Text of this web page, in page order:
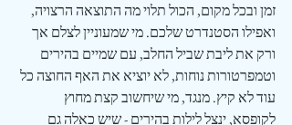
זמן ובכל מקום, הכול תלוי מה התוצאה הרצויה,
ואפילו הסטנדרט שלכם. מי שמעוניין לצלם אך
ורק את ליבת שביל החלב, עם שמיים בהירים
וטמפרטורות נוחות, לא יוציא את האף החוצה כל
עוד לא קיץ. מנגד, מי שיחשוב קצת מחוץ
לקופסא, ינצל לילות בהירים - שיש כאלה גם